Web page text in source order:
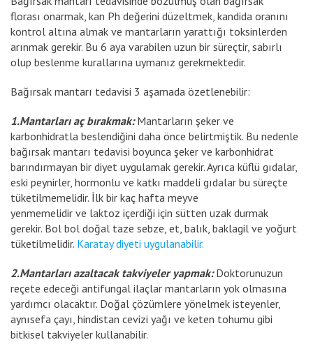
florası onarmak, kan Ph değerini düzeltmek, kandida oranını
kontrol altına almak ve mantarların yarattığı toksinlerden
arınmak gerekir. Bu 6 aya varabilen uzun bir süreçtir, sabırlı
olup beslenme kurallarına uymanız gerekmektedir.
Bağırsak mantarı tedavisi 3 aşamada özetlenebilir:
1.Mantarları aç bırakmak:Mantarların şeker ve
karbonhidratla beslendiğini daha önce belirtmiştik. Bu nedenle
bağırsak mantarı tedavisi boyunca şeker ve karbonhidrat
barındırmayan bir diyet uygulamak gerekir. Ayrıca küflü gıdalar,
eski peynirler, hormonlu ve katkı maddeli gıdalar bu süreçte
tüketilmemelidir. İlk bir kaç hafta meyve
yenmemelidir ve laktoz içerdiği için sütten uzak durmak
gerekir. Bol bol doğal taze sebze, et, balık, baklagil ve yoğurt
tüketilmelidir. Karatay diyeti uygulanabilir.
2.Mantarları azaltacak takviyeler yapmak:Doktorunuzun
reçete edeceği antifungal ilaçlar mantarların yok olmasına
yardımcı olacaktır. Doğal çözümlere yönelmek isteyenler,
aynısefa çayı, hindistan cevizi yağı ve keten tohumu gibi
bitkisel takviyeler kullanabilir.